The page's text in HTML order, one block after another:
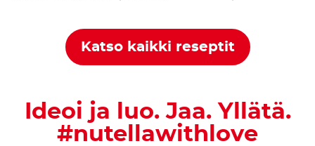
Katso kaikki reseptit
Ideoi ja luo. Jaa. Yllätä.
#nutellawithlove